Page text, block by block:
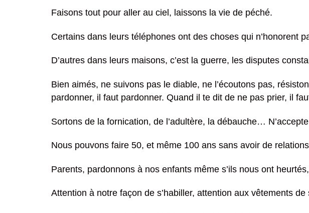
Faisons tout pour aller au ciel, laissons la vie de péché.
Certains dans leurs téléphones ont des choses qui n’honorent
D’autres dans leurs maisons, c’est la guerre, les disputes
Bien aimés, ne suivons pas le diable, ne l’écoutons pas,
pardonner, il faut pardonner. Quand il te dit de ne pas prier, il
Sortons de la fornication, de l’adultère, la débauche…
Nous pouvons faire 50, et même 100 ans sans avoir de
Parents, pardonnons à nos enfants même s’ils nous ont
Attention à notre façon de s’habiller, attention aux vêtements